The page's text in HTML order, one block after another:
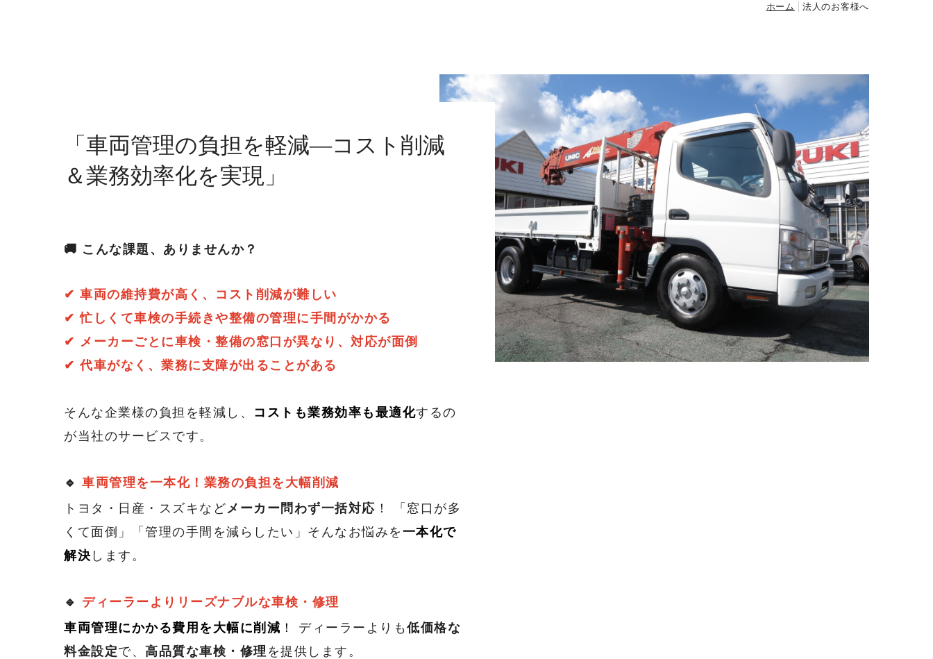
ホーム 法人のお客様へ
法人のお客様へ
免許返納で悩んでいらっしゃる方へ
電動モビリティ（一般向け）
シニアカー（免許必要なし）
よくあるご質問
お客様からの声
「車両管理の負担を軽減—コスト削減
＆業務効率化を実現」
🚚 こんな課題、ありませんか？
✔ 車両の維持費が高く、コスト削減が難しい
✔ 忙しくて車検の手続きや整備の管理に手間がかかる
✔ メーカーごとに車検・整備の窓口が異なり、対応が面倒
✔ 代車がなく、業務に支障が出ることがある
そんな企業様の負担を軽減し、 コストも業務効率も最適化するの
が当社のサービスです。
🔹 車両管理を一本化！業務の負担を大幅削減
トヨタ・日産・スズキなど メーカー問わず一括対応 ！ 「窓口が多
くて面倒」「管理の手間を減らしたい」そんなお悩みを 一本化で
解決 します。
🔹 ディーラーよりリーズナブルな車検・修理
車両管理にかかる費用を 大幅に削減 ！ ディーラーよりも 低価格な
料金設定で、 高品質な車検・修理 を提供します。